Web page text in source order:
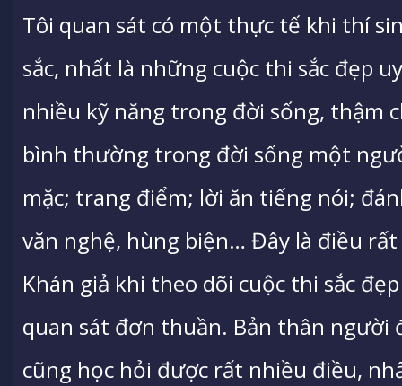
Tôi quan sát có một thực tế khi thí
sắc, nhất là những cuộc thi sắc đẹp
nhiều kỹ năng trong đời sống, thậm
bình thường trong đời sống một
mặc; trang điểm; lời ăn tiếng nói;
văn nghệ, hùng biện… Đây là điều rất
Khán giả khi theo dõi cuộc thi sắc
quan sát đơn thuần. Bản thân người
cũng học hỏi được rất nhiều điều,